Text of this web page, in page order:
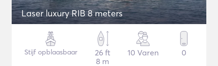
Laser luxury RIB 8 meters
Stijf opblaasbaar
26 ft
8 m
10 Varen 0